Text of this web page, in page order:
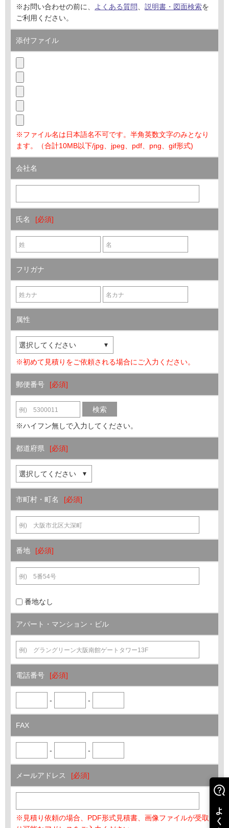
※お問い合わせの前に、
よくある質問 説明書・図面検索を
ご利用ください。
添付ファイル
※ファイル名は日本語名不可です。半角英数文字のみとなり
ます。（合計10MB以下/jpg、jpeg、pdf、png、gif形式)
会社名
氏名
フリガナ
属性
※初めて見積りをご依頼される場合にご入力ください。
郵便番号
検索
※ハイフン無しで入力してください。
都道府県
市町村・町名
番地
番地なし
アパート・ マンション・ビル
電話番号
- -
FAX
- -
メールアドレス
※見積り依頼の場合、PDF形式見積書、画像ファイルが受取